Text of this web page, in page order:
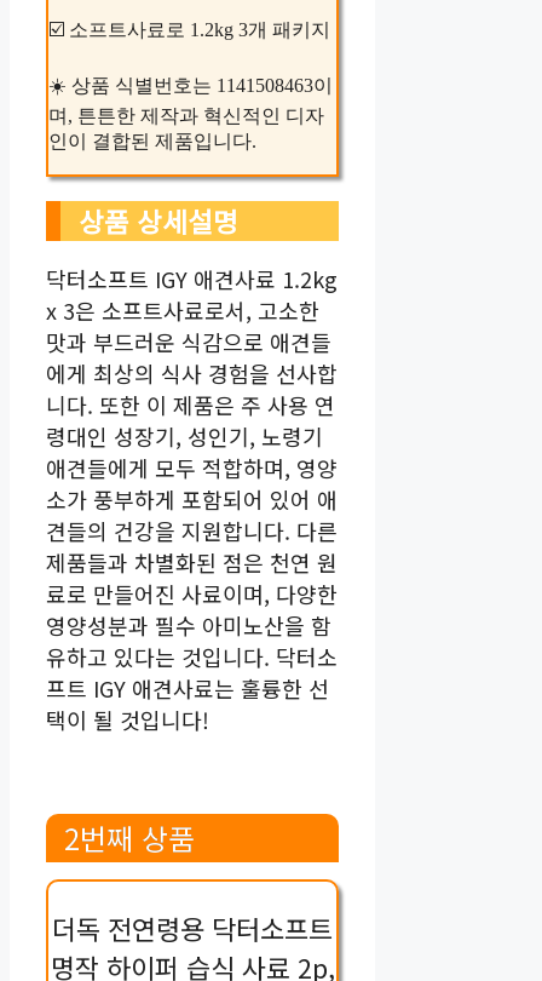
☑️ 소프트사료로 1.2kg 3개 패키지
☀️ 상품 식별번호는 1141508463이
며, 튼튼한 제작과 혁신적인 디자
인이 결합된 제품입니다.
상품 상세설명
닥터소프트 IGY 애견사료 1.2kg
x 3은 소프트사료로서, 고소한
맛과 부드러운 식감으로 애견들
에게 최상의 식사 경험을 선사합
니다. 또한 이 제품은 주 사용 연
령대인 성장기, 성인기, 노령기
애견들에게 모두 적합하며, 영양
소가 풍부하게 포함되어 있어 애
견들의 건강을 지원합니다. 다른
제품들과 차별화된 점은 천연 원
료로 만들어진 사료이며, 다양한
영양성분과 필수 아미노산을 함
유하고 있다는 것입니다. 닥터소
프트 IGY 애견사료는 훌륭한 선
택이 될 것입니다!
2번째 상품
더독 전연령용 닥터소프트
명작 하이퍼 습식 사료 2p,